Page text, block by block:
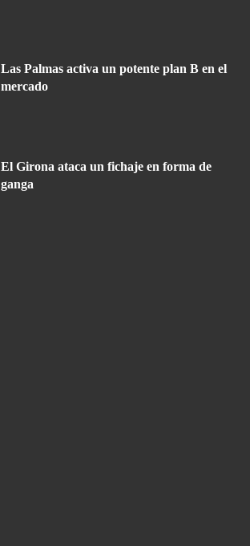
Las Palmas activa un potente plan B en el
mercado
El Girona ataca un fichaje en forma de
ganga